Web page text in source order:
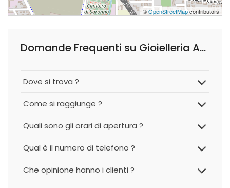
©OpenStreetMapcontributors
Domande Frequenti su Gioielleria Angelini
Dove si trova ?
Come si raggiunge ?
Quali sono gli orari di apertura ?
Qual è il numero di telefono ?
Che opinione hanno i clienti ?